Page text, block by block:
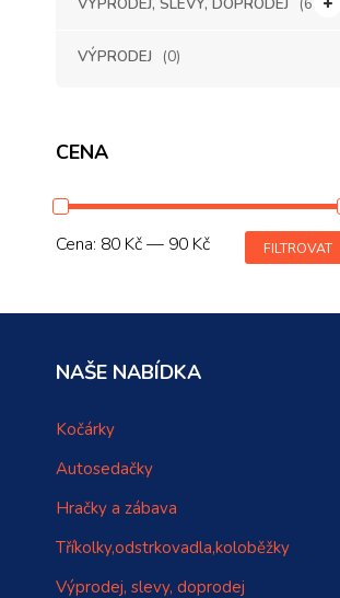
VÝPRODEJ (0)
CENA
FILTROVAT
Cena: 80 Kč— 90 Kč
NAŠE NABÍDKA
Kočárky
Autosedačky
Hračky a zábava
Tříkolky,odstrkovadla,koloběžky
Výprodej, slevy, doprodej